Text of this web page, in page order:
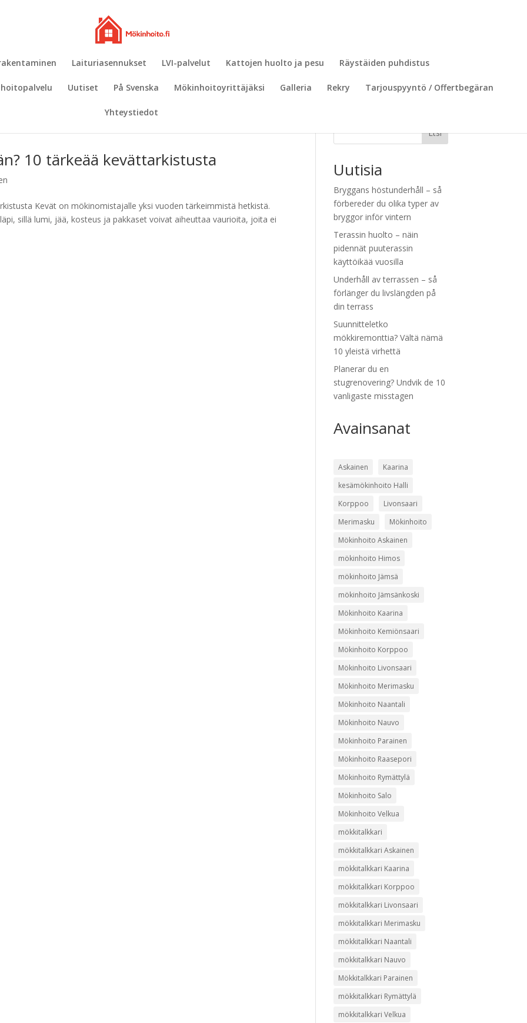
Laituriasennukset LVI-palvelut Kattojen huolto ja pesu Räystäiden puhdistus
Uutiset På Svenska Mökinhoitoyrittäjäksi Galleria Rekry Tarjouspyyntö / Offertbegäran
Yhteystiedot
10 tärkeää kevättarkistusta
Kevät on mökinomistajalle yksi vuoden tärkeimmistä hetkistä.
sillä lumi, jää, kosteus ja pakkaset voivat aiheuttaa vaurioita, joita ei
Etsi
Uutisia
Bryggans höstunderhåll – så
förbereder du olika typer av
bryggor inför vintern
Terassin huolto – näin
pidennät puuterassin
käyttöikää vuosilla
Underhåll av terrassen – så
förlänger du livslängden på
din terrass
Suunnitteletko
mökkiremonttia? Vältä nämä
10 yleistä virhettä
Planerar du en
stugrenovering? Undvik de 10
vanligaste misstagen
Avainsanat
Askainen
Kaarina
kesämökinhoito Halli
Korppoo
Livonsaari
Merimasku
Mökinhoito
Mökinhoito Askainen
mökinhoito Himos
mökinhoito Jämsä
mökinhoito Jämsänkoski
Mökinhoito Kaarina
Mökinhoito Kemiönsaari
Mökinhoito Korppoo
Mökinhoito Livonsaari
Mökinhoito Merimasku
Mökinhoito Naantali
Mökinhoito Nauvo
Mökinhoito Parainen
Mökinhoito Raasepori
Mökinhoito Rymättylä
Mökinhoito Salo
Mökinhoito Velkua
mökkitalkkari
mökkitalkkari Askainen
mökkitalkkari Kaarina
mökkitalkkari Korppoo
mökkitalkkari Livonsaari
mökkitalkkari Merimasku
mökkitalkkari Naantali
mökkitalkkari Nauvo
Mökkitalkkari Parainen
mökkitalkkari Rymättylä
mökkitalkkari Velkua